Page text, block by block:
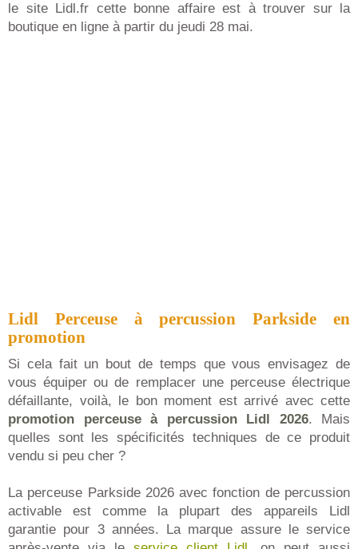
le site Lidl.fr cette bonne affaire est à trouver sur la
boutique en ligne à partir du jeudi 28 mai.
Lidl Perceuse à percussion Parkside en
promotion
Si cela fait un bout de temps que vous envisagez de
vous équiper ou de remplacer une perceuse électrique
défaillante, voilà, le bon moment est arrivé avec cette
promotion perceuse à percussion Lidl 2026. Mais
quelles sont les spécificités techniques de ce produit
vendu si peu cher ?
La perceuse Parkside 2026 avec fonction de percussion
activable est comme la plupart des appareils Lidl
garantie pour 3 années. La marque assure le service